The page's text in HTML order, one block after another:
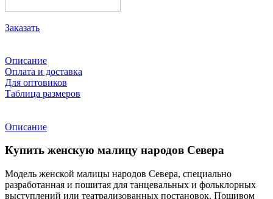
Заказать
Описание
Оплата и доставка
Для оптовиков
Таблица размеров
Описание
Купить женскую малицу народов Севера
Модель женской малицы народов Севера, специально
разработанная и пошитая для танцевальных и фольклорных
выступлений или театрализованных постановок. Пошивом